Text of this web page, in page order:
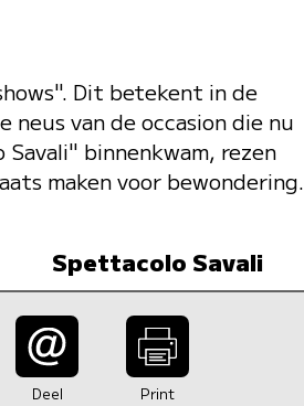
Dit betekent in de
van de occasion die nu
binnenkwam, rezen
maken voor bewondering.
Spettacolo Savali
Deel Print